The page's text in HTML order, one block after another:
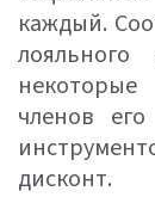
каждый.
лояльного
членов
дисконт.